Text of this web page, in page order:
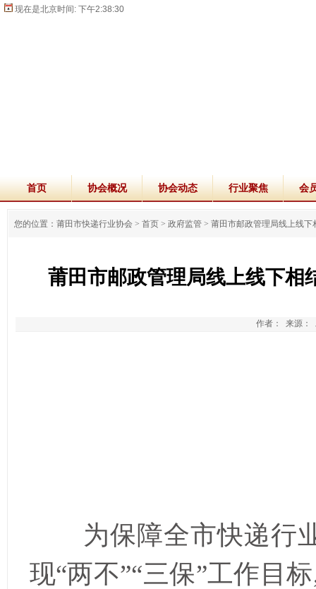
现在是北京时间: 下午2:38:30
首页 协会概况 协会动态 行业聚焦 会
您的位置：莆田市快递行业协会 > 首页 > 政府监管 > 莆田市邮政管理局线上线
莆田市邮政管理局线上线下相
作者： 来源：
为保障全市快递行
现“两不”“三保”工作目标